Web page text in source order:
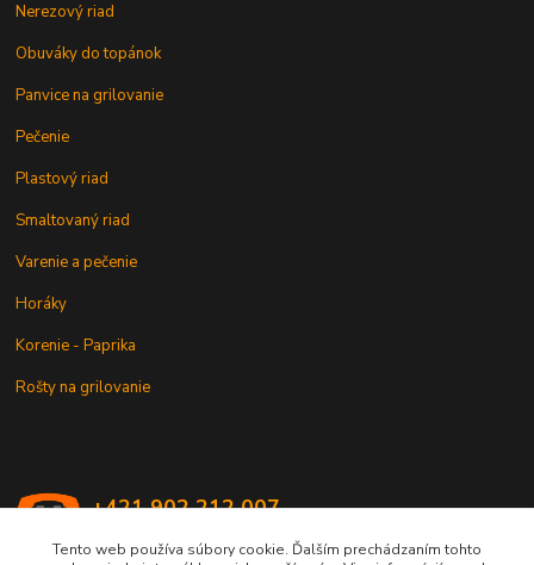
Nerezový riad
Obuváky do topánok
Panvice na grilovanie
Pečenie
Plastový riad
Smaltovaný riad
Varenie a pečenie
Horáky
Korenie - Paprika
Rošty na grilovanie
+421 902 212 007
Tento web používa súbory cookie. Ďalším prechádzaním tohto